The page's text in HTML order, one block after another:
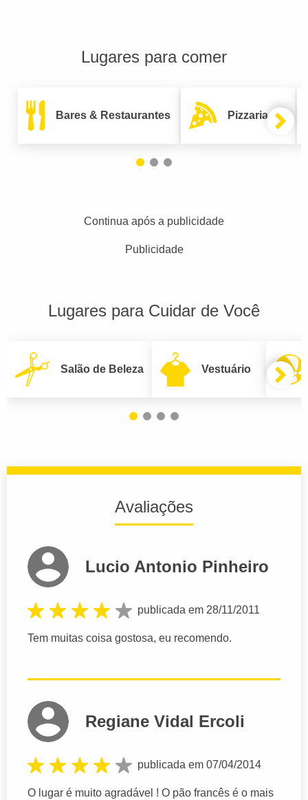
Lugares para comer
Bares & Restaurantes Pizzarias
Continua após a publicidade
Publicidade
Lugares para Cuidar de Você
Salão de Beleza Vestuário
Avaliações
Lucio Antonio Pinheiro
publicada em 28/11/2011
Tem muitas coisa gostosa, eu recomendo.
Regiane Vidal Ercoli
publicada em 07/04/2014
O lugar é muito agradável ! O pão francês é o mais